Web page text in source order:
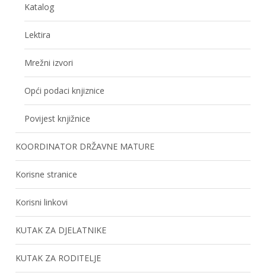
Katalog
Lektira
Mrežni izvori
Opći podaci knjiznice
Povijest knjižnice
KOORDINATOR DRŽAVNE MATURE
Korisne stranice
Korisni linkovi
KUTAK ZA DJELATNIKE
KUTAK ZA RODITELJE